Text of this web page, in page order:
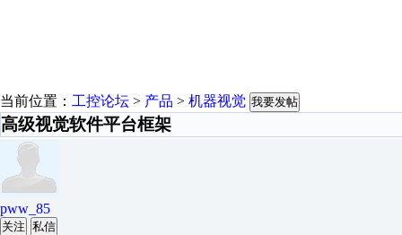
当前位置： 工控论坛 > 产品 > 机器视觉 我要发帖
高级视觉软件平台框架
pww_85
关注 私信